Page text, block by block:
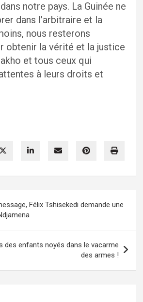
notre pays. La Guinée ne
dans l’arbitraire et la
nous resterons
obtenir la vérité et la justice
et tous ceux qui
à leurs droits et
Félix Tshisekedi demande une
des enfants noyés dans le vacarme
des armes !